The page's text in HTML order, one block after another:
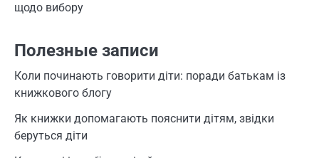
щодо вибору
Полезные записи
Коли починають говорити діти: поради батькам із
книжкового блогу
Як книжки допомагають пояснити дітям, звідки
беруться діти